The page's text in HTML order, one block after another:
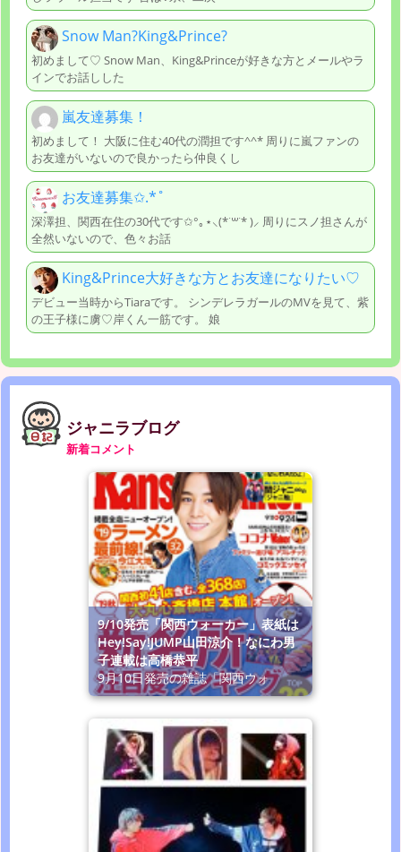
Snow Man?King&Prince?
初めまして♡ Snow Man、King&Princeが好きな方とメールやラ
インでお話しした
嵐友達募集！
初めまして！ 大阪に住む40代の潤担です^^* 周りに嵐ファンの
お友達がいないので良かったら仲良くし
お友達募集✩.*˚
深澤担、関西在住の30代です✩°｡⋆⸜(*˙꒳˙* )⸝ 周りにスノ担さんが
全然いないので、色々お話
King&Prince大好きな方とお友達になりたい♡
デビュー当時からTiaraです。 シンデレラガールのMVを見て、紫
の王子様に虜♡岸くん一筋です。 娘
ジャニラブログ
新着コメント
9/10発売「関西ウォーカー」表紙は
Hey!Say!JUMP山田涼介！なにわ男
子連載は高橋恭平
9月10日発売の雑誌「関西ウォ